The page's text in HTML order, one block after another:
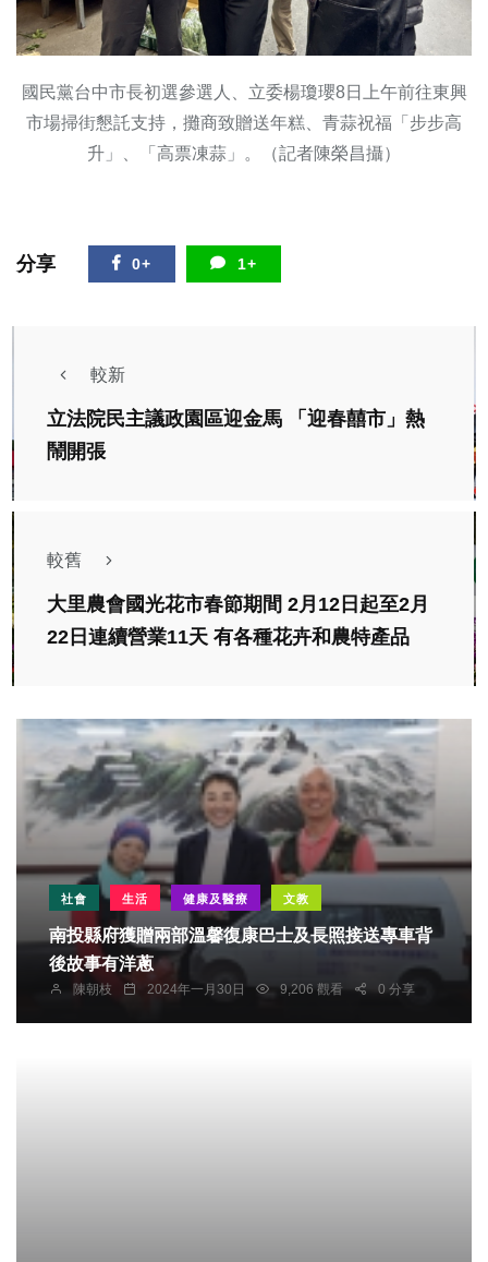
國民黨台中市長初選參選人、立委楊瓊瓔8日上午前往東興
市場掃街懇託支持，攤商致贈送年糕、青蒜祝福「步步高
升」、「高票凍蒜」。（記者陳榮昌攝）
分享 0+ 1+
較新
立法院民主議政園區迎金馬 「迎春囍市」熱
鬧開張
較舊
大里農會國光花市春節期間 2月12日起至2月
22日連續營業11天 有各種花卉和農特產品
社會 生活 健康及醫療 文教
南投縣府獲贈兩部溫馨復康巴士及長照接送專車背
後故事有洋蔥
陳朝枝 2024年一月30日 9,206 觀看 0 分享